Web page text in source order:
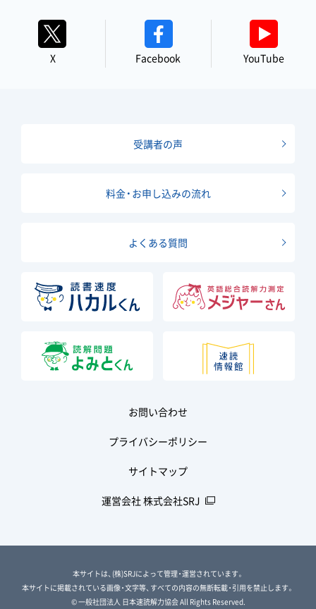
X Facebook YouTube
受講者の声
料金・お申し込みの流れ
よくある質問
お問い合わせ
プライバシーポリシー
サイトマップ
運営会社 株式会社SRJ
本サイトは、(株)SRJによって管理・運営されています。
本サイトに掲載されている画像・文字等、すべての内容の無断転載・引用を禁止します。
© 一般社団法人 日本速読解力協会 All Rights Reserved.